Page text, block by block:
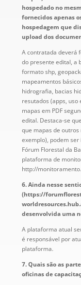
hospedado no
fornecidos apenas
hospedagem que
upload dos
A contratada deverá
do presente edital, a
formato shp,
mapeamentos
hidrografia, bacias
resutados (apps,
mapas em PDF
edital. Destaca-se
que mapas de
exemplo), podem
Fórum Florestal da
plataforma de
http://
6. Ainda nesse
(https://
desenvolvida uma
A plataforma atual
é responsável por
plataforma.
7. Quais são as
oficinas de